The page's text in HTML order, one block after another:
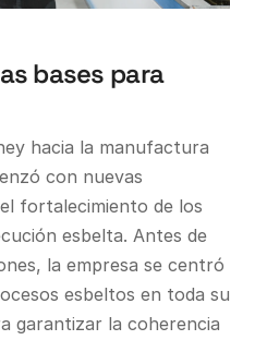
bases para
hacia la manufactura
con nuevas
fortalecimiento de los
esbelta. Antes de
la empresa se centró
esbeltos en toda su
garantizar la coherencia